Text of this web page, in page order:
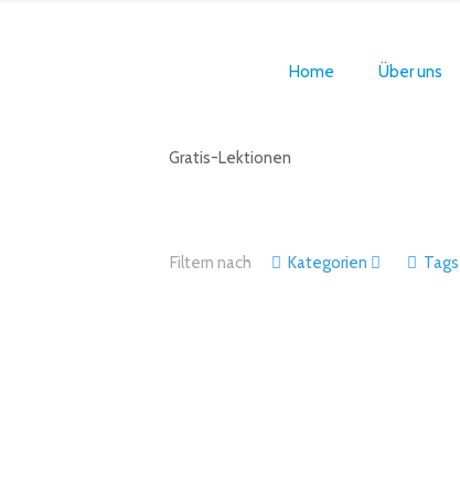
Home Über uns
Gratis-Lektionen
Filtern nach Kategorien Tags